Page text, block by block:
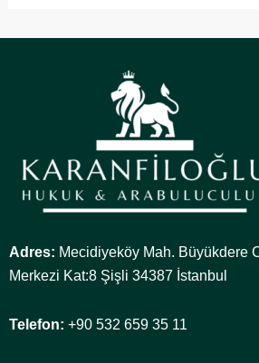
Adres: Mecidiyeköy Mah. Büyükdere
Merkezi Kat:8 Şişli 34387 İstanbul
Telefon: +90 532 659 35 11